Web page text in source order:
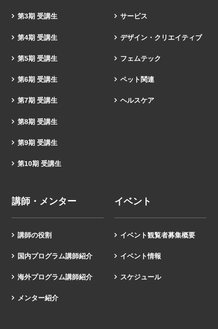
第3期 受講生
第4期 受講生
第5期 受講生
第6期 受講生
第7期 受講生
第8期 受講生
第9期 受講生
第10期 受講生
サービス
デザイン・クリエイティブ
フェムテック
ペット関連
ヘルスケア
講師・メンター
講師の役割
国内プログラム講師紹介
海外プログラム講師紹介
メンター紹介
イベント
イベント観覧者募集概要
イベント情報
スケジュール